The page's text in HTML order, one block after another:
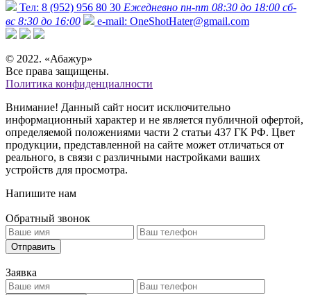
Тел: 8 (952) 956 80 30 Ежедневно пн-пт 08:30 до 18:00 сб-
вс 8:30 до 16:00
e-mail: OneShotHater@gmail.com
© 2022. «Абажур»
Все права защищены.
Политика конфиденциалности
Внимание! Данный сайт носит исключительно
информационный характер и не является публичной офертой,
определяемой положениями части 2 статьи 437 ГК РФ. Цвет
продукции, представленной на сайте может отличаться от
реального, в связи с различными настройками ваших
устройств для просмотра.
Напишите нам
Обратный звонок
Отправить
Заявка